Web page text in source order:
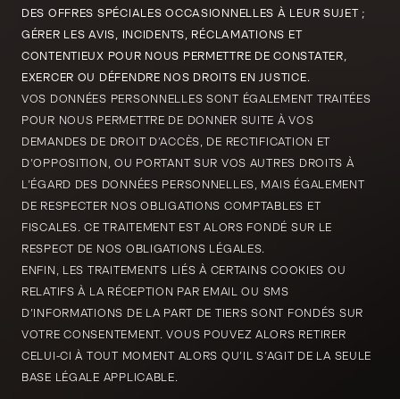
DES OFFRES SPÉCIALES OCCASIONNELLES À LEUR SUJET ;
GÉRER LES AVIS, INCIDENTS, RÉCLAMATIONS ET
CONTENTIEUX POUR NOUS PERMETTRE DE CONSTATER,
EXERCER OU DÉFENDRE NOS DROITS EN JUSTICE.
VOS DONNÉES PERSONNELLES SONT ÉGALEMENT TRAITÉES
POUR NOUS PERMETTRE DE DONNER SUITE À VOS
DEMANDES DE DROIT D’ACCÈS, DE RECTIFICATION ET
D’OPPOSITION, OU PORTANT SUR VOS AUTRES DROITS À
L’ÉGARD DES DONNÉES PERSONNELLES, MAIS ÉGALEMENT
DE RESPECTER NOS OBLIGATIONS COMPTABLES ET
FISCALES. CE TRAITEMENT EST ALORS FONDÉ SUR LE
RESPECT DE NOS OBLIGATIONS LÉGALES.
ENFIN, LES TRAITEMENTS LIÉS À CERTAINS COOKIES OU
RELATIFS À LA RÉCEPTION PAR EMAIL OU SMS
D’INFORMATIONS DE LA PART DE TIERS SONT FONDÉS SUR
VOTRE CONSENTEMENT. VOUS POUVEZ ALORS RETIRER
CELUI-CI À TOUT MOMENT ALORS QU’IL S’AGIT DE LA SEULE
BASE LÉGALE APPLICABLE.